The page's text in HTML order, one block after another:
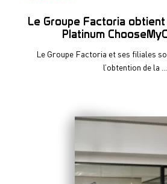
Le Groupe Factoria
Platinum
Le Groupe Factoria et ses filiales
l’obtention de la ...